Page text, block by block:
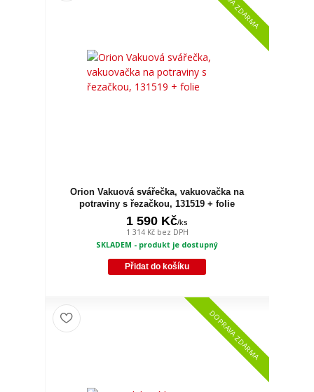
Orion Vakuová svářečka, vakuovačka na
potraviny s řezačkou, 131519 + folie
1 590 Kč/ks
1 314 Kč bez DPH
SKLADEM - produkt je dostupný
Přidat do košíku
DOPRAVA ZDARMA